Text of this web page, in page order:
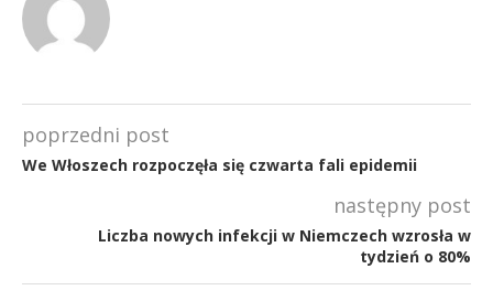
poprzedni post
We Włoszech rozpoczęła się czwarta fali epidemii
następny post
Liczba nowych infekcji w Niemczech wzrosła w
tydzień o 80%